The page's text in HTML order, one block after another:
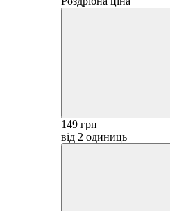
149 грн
від 2 одиниць